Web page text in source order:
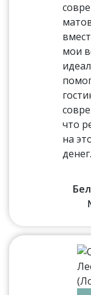
мои
что
на
денег.